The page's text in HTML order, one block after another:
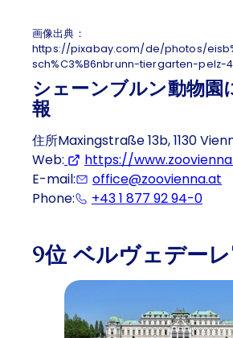
画像出典：
https://pixabay.com/de/photos/
sch%C3%B6nbrunn-tiergarten-pelz-
シェーンブルン動物園
報
住所Maxingstraße 13b, 1130
Web:
https://
E-mail:
office@zoovienna.at
Phone:
+43 1 877 92 94-0
9位 ベルヴェデー